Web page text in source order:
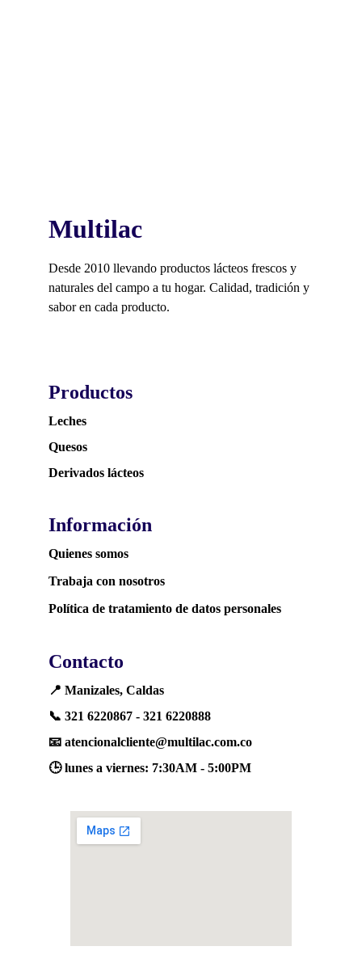
Contacto
📍 Manizales, Caldas
📞 321 6220867 - 321 6220888
📧 atencionalcliente@multilac.com.co
🕒 lunes a viernes: 7:30AM - 5:00PM
Multilac
Desde 2010 llevando productos lácteos frescos y
naturales del campo a tu hogar. Calidad, tradición y
sabor en cada producto.
Productos
Leches
Quesos
Derivados lácteos
Información
Quienes somos
Trabaja con nosotros
Política de tratamiento de datos personales